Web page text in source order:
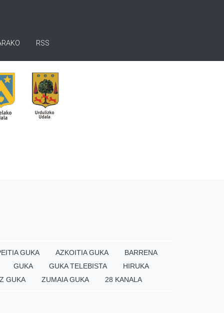
RSS
GUKA AZKOITIA GUKA
BARRENA
GUKA
GUKA TELEBISTA
HIRUKA
GUKA
ZUMAIA GUKA 28 KANALA